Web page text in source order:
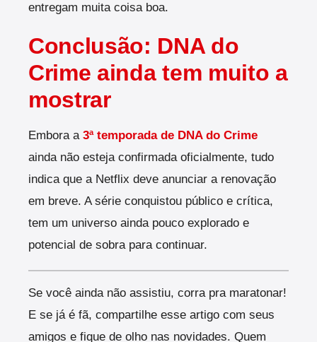
entregam muita coisa boa.
Conclusão: DNA do
Crime ainda tem muito a
mostrar
Embora a 3ª temporada de DNA do Crime
ainda não esteja confirmada oficialmente, tudo
indica que a Netflix deve anunciar a renovação
em breve. A série conquistou público e crítica,
tem um universo ainda pouco explorado e
potencial de sobra para continuar.
Se você ainda não assistiu, corra pra maratonar!
E se já é fã, compartilhe esse artigo com seus
amigos e fique de olho nas novidades. Quem